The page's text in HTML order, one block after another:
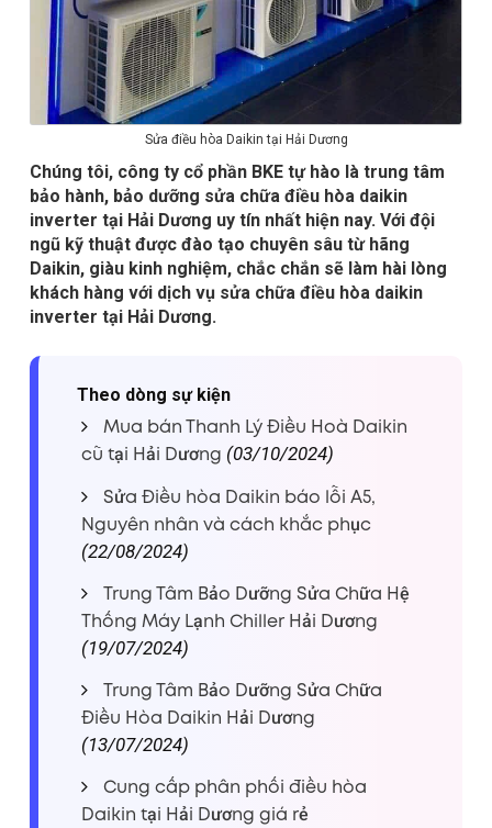
Sửa điều hòa Daikin tại Hải Dương
Chúng tôi, công ty cổ phần BKE tự hào là trung tâm
bảo hành, bảo dưỡng sửa chữa điều hòa daikin
inverter tại Hải Dương uy tín nhất hiện nay. Với đội
ngũ kỹ thuật được đào tạo chuyên sâu từ hãng
Daikin, giàu kinh nghiệm, chắc chắn sẽ làm hài lòng
khách hàng với dịch vụ sửa chữa điều hòa daikin
inverter tại Hải Dương.
Theo dòng sự kiện
Mua bán Thanh Lý Điều Hoà Daikin
cũ tại Hải Dương (03/10/2024)
Sửa Điều hòa Daikin báo lỗi A5,
Nguyên nhân và cách khắc phục
(22/08/2024)
Trung Tâm Bảo Dưỡng Sửa Chữa Hệ
Thống Máy Lạnh Chiller Hải Dương
(19/07/2024)
Trung Tâm Bảo Dưỡng Sửa Chữa
Điều Hòa Daikin Hải Dương
(13/07/2024)
Cung cấp phân phối điều hòa
Daikin tại Hải Dương giá rẻ